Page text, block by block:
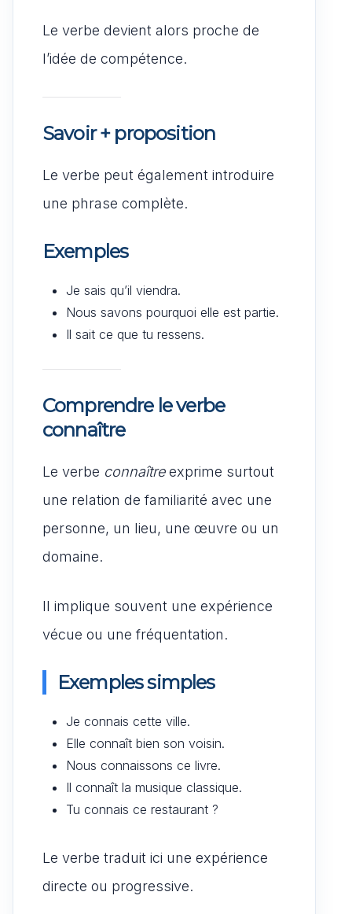
Le verbe devient alors proche de
l’idée de compétence.
Savoir + proposition
Le verbe peut également introduire
une phrase complète.
Exemples
Je sais qu’il viendra.
Nous savons pourquoi elle est partie.
Il sait ce que tu ressens.
Comprendre le verbe
connaître
Le verbe connaîtreexprime surtout
une relation de familiarité avec une
personne, un lieu, une œuvre ou un
domaine.
Il implique souvent une expérience
vécue ou une fréquentation.
Exemples simples
Je connais cette ville.
Elle connaît bien son voisin.
Nous connaissons ce livre.
Il connaît la musique classique.
Tu connais ce restaurant ?
Le verbe traduit ici une expérience
directe ou progressive.